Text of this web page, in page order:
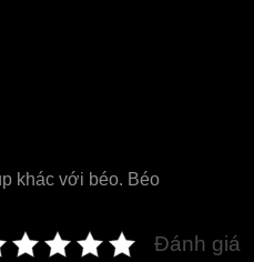
khác với béo. Béo
Đánh giá